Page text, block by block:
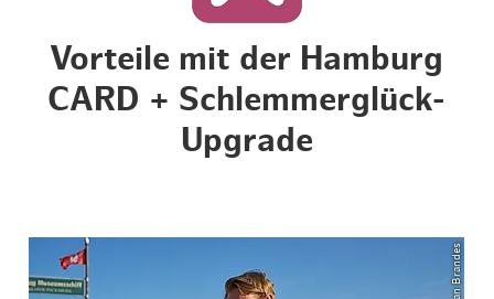
Vorteile mit der Hamburg
CARD + Schlemmerglück-
Upgrade